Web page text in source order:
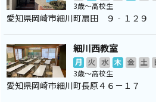
3歳～高校生
愛知県岡崎市細川町扇田 ９‐１２９
細川西教室
月 火 水 木 金 土
3歳～高校生
愛知県岡崎市細川町長原４６－１７